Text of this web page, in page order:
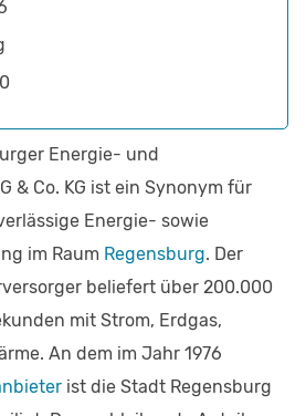
Energie- und
& Co. KG ist ein Synonym für
Energie- sowie
im Raum Regensburg. Der
beliefert über 200.000
mit Strom, Erdgas,
An dem im Jahr 1976
ist die Stadt Regensburg